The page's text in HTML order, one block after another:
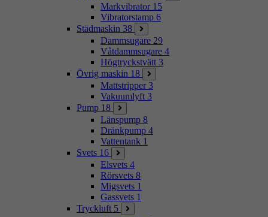
Markvibrator 15
Vibratorstamp 6
Städmaskin 38
Dammsugare 29
Våtdammsugare 4
Högtryckstvätt 3
Övrig maskin 18
Mattstripper 3
Vakuumlyft 3
Pump 18
Länspump 8
Dränkpump 4
Vattentank 1
Svets 16
Elsvets 4
Rörsvets 8
Migsvets 1
Gassvets 1
Tryckluft 5